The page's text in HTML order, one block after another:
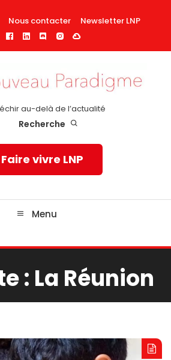
Nous contacter Newsletter LNP
au-delà de l’actualité
Recherche
vivre LNP
Menu
: La Réunion